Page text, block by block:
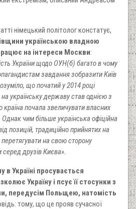
німецький політолог констатує,
українською владною
на інтереси Москви:
України щодо ОУН(б) багато в чому
завдання зобразити Київ
що початий у 2014 році
українську державу став однією з
країна почала звеличувати власних
Однак чим більше українська офіційна
позицій, традиційно прийнятих на
на свою сторону
серед друзів Києва».
в Україні просувається
Україну і псує її стосунки з
передусім Польщею, натомість
тому, що це прояв сучасної